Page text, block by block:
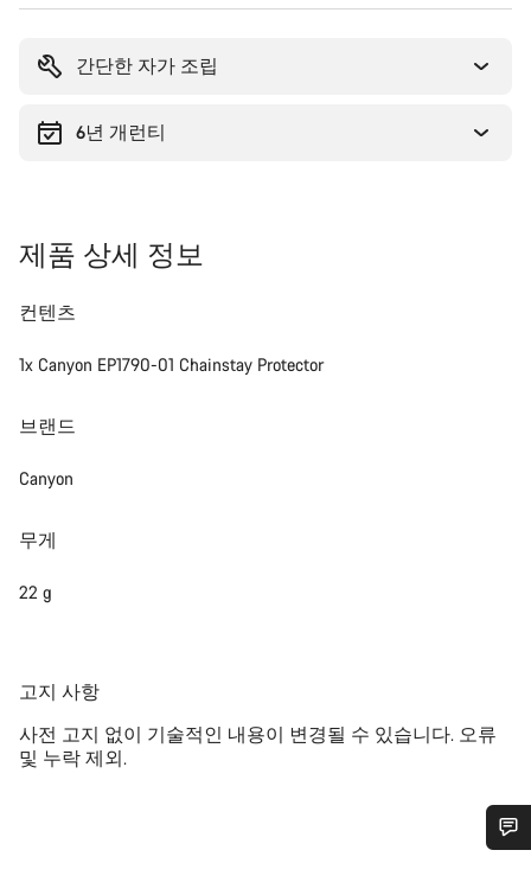
간단한 자가 조립
6년 개런티
제품 상세 정보
컨텐츠
1x Canyon EP1790-01 Chainstay Protector
브랜드
Canyon
무게
22 g
공
고지 사항
사전 고지 없이 기술적인 내용이 변경될 수 있습니다. 오류
및 누락 제외.